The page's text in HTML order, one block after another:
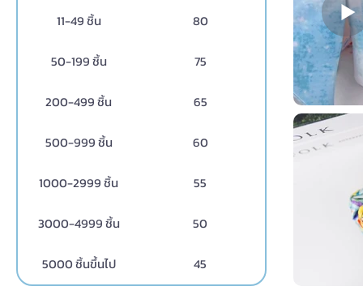
11-49 ชิ้น 80
50-199 ชิ้น 75
200-499 ชิ้น 65
500-999 ชิ้น 60
1000-2999 ชิ้น 55
3000-4999 ชิ้น 50
5000 ชิ้นขึ้นไป 45